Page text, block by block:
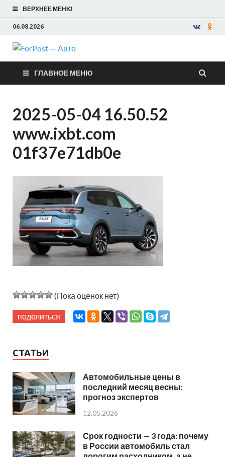
ВЕРХНЕЕ МЕНЮ
06.08.2026
ForPost —
Авто
ГЛАВНОЕ МЕНЮ
2025-05-04 16.50.52
www.ixbt.com
01f37e71db0e
(Пока оценок нет)
поделиться
СТАТЬИ
Автомобильные цены в
последний месяц весны:
прогноз экспертов
12.05.2026
Срок годности — 3 года: почему
в России автомобиль стал